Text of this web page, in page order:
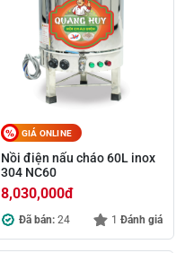
GIÁ ONLINE
Nồi điện nấu cháo 60L inox
304 NC60
8,030,000đ
Đã bán: 24 1 Đánh giá